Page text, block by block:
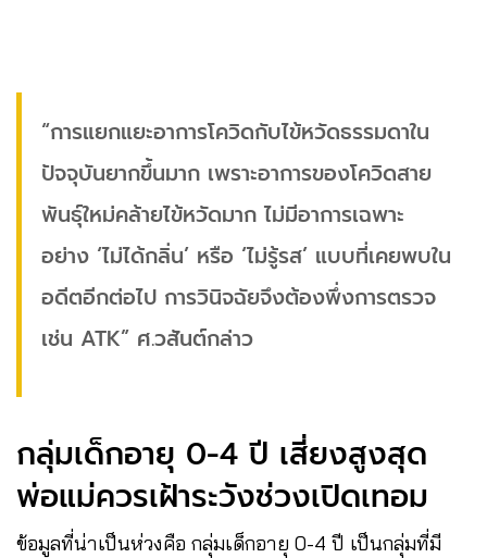
“การแยกแยะอาการโควิดกับไข้หวัดธรรมดาใน
ปัจจุบันยากขึ้นมาก เพราะอาการของโควิดสาย
พันธุ์ใหม่คล้ายไข้หวัดมาก ไม่มีอาการเฉพาะ
อย่าง ‘ไม่ได้กลิ่น’ หรือ ‘ไม่รู้รส’ แบบที่เคยพบใน
อดีตอีกต่อไป การวินิจฉัยจึงต้องพึ่งการตรวจ
เช่น ATK” ศ.วสันต์กล่าว
กลุ่มเด็กอายุ 0-4 ปี เสี่ยงสูงสุด
พ่อแม่ควรเฝ้าระวังช่วงเปิดเทอม
ข้อมูลที่น่าเป็นห่วงคือ กลุ่มเด็กอายุ 0-4 ปี เป็นกลุ่มที่มี